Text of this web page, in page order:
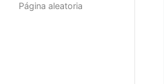
Página aleatoria